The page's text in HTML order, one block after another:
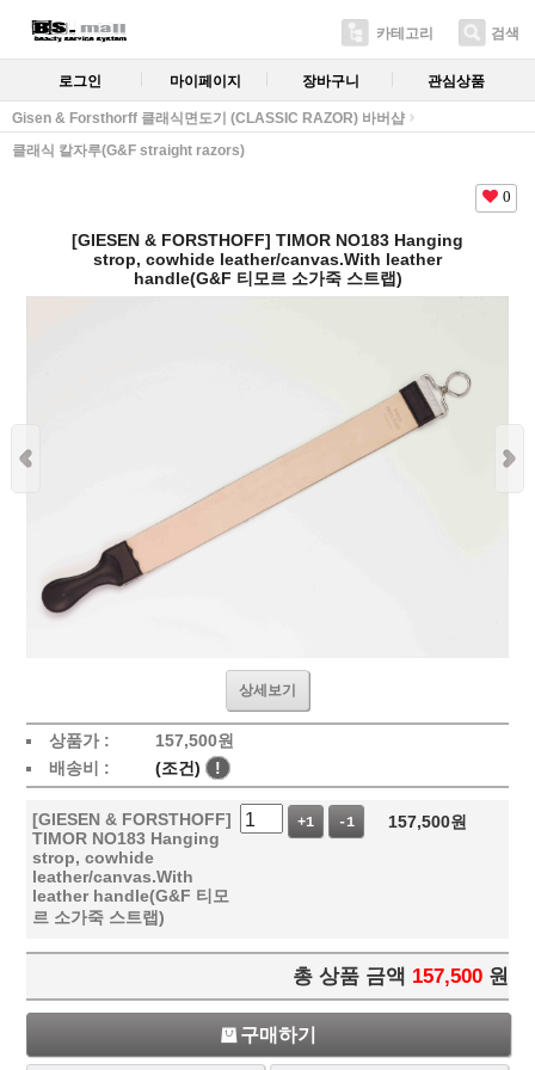
카테고리 검색
로그인 마이페이지 장바구니 관심상품
Gisen & Forsthorff 클래식면도기 (CLASSIC RAZOR) 바버샵
클래식 칼자루(G&F straight razors)
0
[GIESEN & FORSTHOFF] TIMOR NO183 Hanging
strop, cowhide leather/canvas.With leather
handle(G&F 티모르 소가죽 스트랩)
상세보기
상품가 : 157,500원
배송비 :
(조건) !
[GIESEN & FORSTHOFF]
TIMOR NO183 Hanging
strop, cowhide
leather/canvas.With
leather handle(G&F 티모
르 소가죽 스트랩)
+1 -1 157,500원
총 상품 금액 157,500 원
구매하기